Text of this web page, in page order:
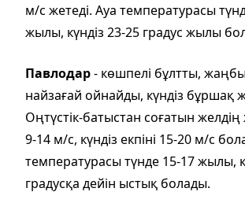
м/с жетеді. Ауа температурасы
жылы, күндіз 23-25 градус жылы
Павлодар- көшпелі бұлтты,
найзағай ойнайды, күндіз бұршақ
Оңтүстік-батыстан соғатын
9-14 м/с, күндіз екпіні 15-20 м/с
температурасы түнде 15-17 жылы,
градусқа дейін ыстық болады.